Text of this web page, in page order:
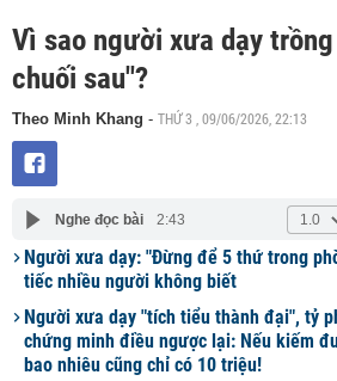
Vì sao người xưa dạy
chuối sau"?
Theo Minh Khang - THỨ 3 , 09/06/2026, 22:13
Nghe đọc bài 2:43
Người xưa dạy: "Đừng để 5 thứ trong
tiếc nhiều người không biết
Người xưa dạy "tích tiểu thành đại", tỷ
chứng minh điều ngược lại: Nếu kiếm
bao nhiêu cũng chỉ có 10 triệu!